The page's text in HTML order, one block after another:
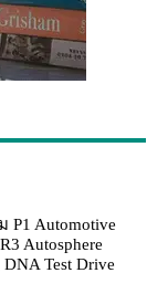
P1 Automotive
Autosphere
Test Drive